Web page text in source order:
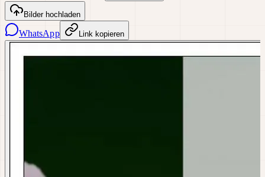
Bilder hochladen
WhatsApp Link kopieren